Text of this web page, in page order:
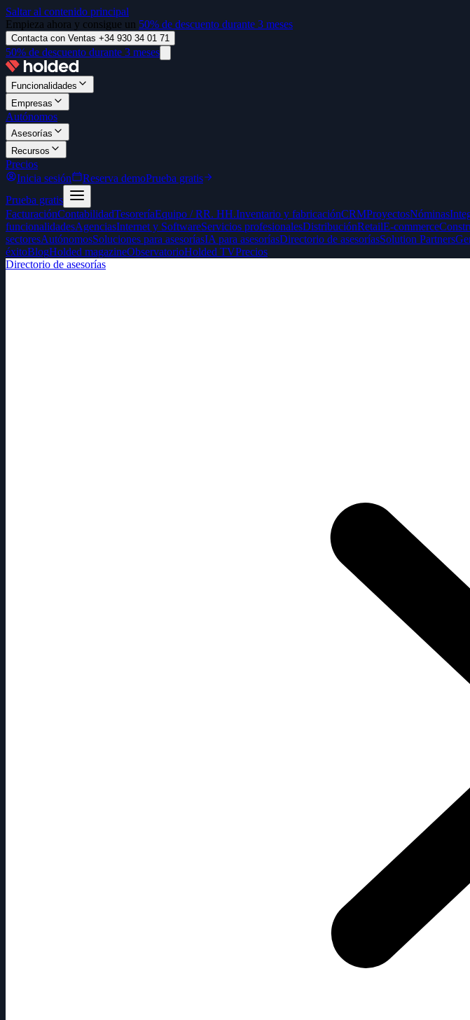
Saltar al contenido principal
Empieza ahora y consigue un 50% de descuento durante 3 meses
Contacta con Ventas +34 930 34 01 71
50% de descuento durante 3 meses
Funcionalidades
Empresas
Autónomos
Asesorías
Recursos
Precios
Inicia sesión
Reserva demoPrueba gratis
Prueba gratis
FacturaciónContabilidadTesoreríaEquipo / RR. HH.Inventario y fabricaciónCRMProyectosNóminas
funcionalidadesAgenciasInternet y SoftwareServicios profesionalesDistribuciónRetailE-commerce
sectoresAutónomosSoluciones para asesoríasIA para asesoríasDirectorio de asesoríasSolution Partners
éxitoBlogHolded magazineObservatorioHolded TVPrecios
Directorio de asesorías